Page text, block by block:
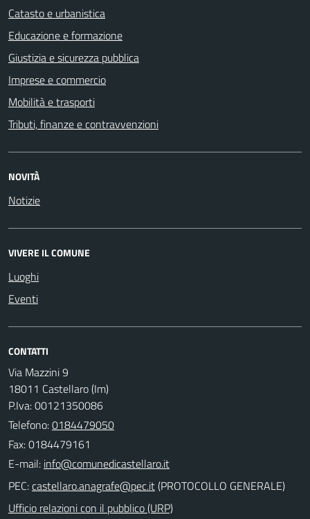
Catasto e urbanistica
Educazione e formazione
Giustizia e sicurezza pubblica
Imprese e commercio
Mobilità e trasporti
Tributi, finanze e contravvenzioni
NOVITÀ
Notizie
VIVERE IL COMUNE
Luoghi
Eventi
CONTATTI
Via Mazzini 9
18011 Castellaro (Im)
P.Iva: 00121350086
Telefono:0184479050
Fax: 0184479161
E-mail:
PEC:
(PROTOCOLLO GENERALE)
Ufficio relazioni con il pubblico (URP)